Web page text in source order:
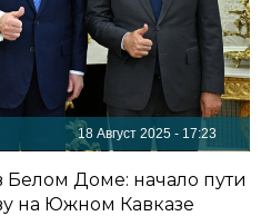
18 Август 2025 - 17:23
Доме: начало пути
на Южном Кавказе